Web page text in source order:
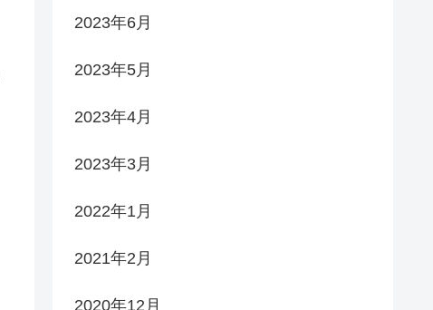
2023年6月
2023年5月
2023年4月
2023年3月
2022年1月
2021年2月
2020年12月